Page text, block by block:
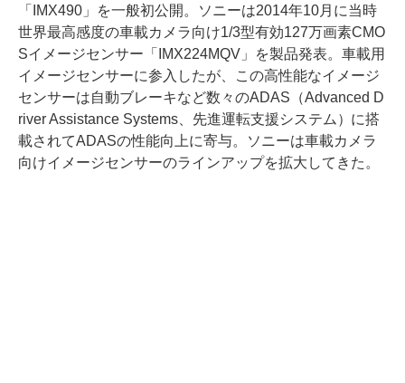
「IMX490」を一般初公開。ソニーは2014年10月に当時
世界最高感度の車載カメラ向け1/3型有効127万画素CMO
Sイメージセンサー「IMX224MQV」を製品発表。車載用
イメージセンサーに参入したが、この高性能なイメージ
センサーは自動ブレーキなど数々のADAS（Advanced D
river Assistance Systems、先進運転支援システム）に搭
載されてADASの性能向上に寄与。ソニーは車載カメラ
向けイメージセンサーのラインアップを拡大してきた。